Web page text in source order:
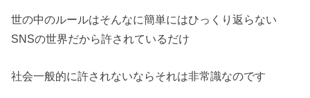
世の中のルールはそんなに簡単にはひっくり返らない
SNSの世界だから許されているだけ
社会一般的に許されないならそれは非常識なのです